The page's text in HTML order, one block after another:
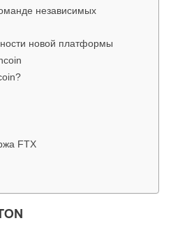
независимых
новой платформы
FTX